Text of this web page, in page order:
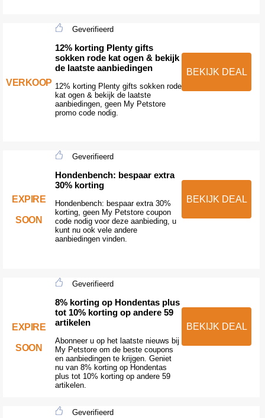
VERKOOP
Geverifieerd
12% korting Plenty gifts
sokken rode kat ogen & bekijk
de laatste aanbiedingen
12% korting Plenty gifts sokken rode
kat ogen & bekijk de laatste
aanbiedingen, geen My Petstore
promo code nodig.
BEKIJK DEAL
EXPIRE
SOON
Geverifieerd
Hondenbench: bespaar extra
30% korting
Hondenbench: bespaar extra 30%
korting, geen My Petstore coupon
code nodig voor deze aanbieding, u
kunt nu ook vele andere
aanbiedingen vinden.
BEKIJK DEAL
EXPIRE
SOON
Geverifieerd
8% korting op Hondentas plus
tot 10% korting op andere 59
artikelen
Abonneer u op het laatste nieuws bij
My Petstore om de beste coupons
en aanbiedingen te krijgen. Geniet
nu van 8% korting op Hondentas
plus tot 10% korting op andere 59
artikelen.
BEKIJK DEAL
Geverifieerd